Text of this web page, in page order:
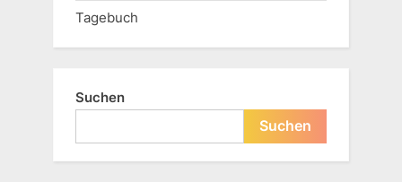
Tagebuch
Suchen
Suchen